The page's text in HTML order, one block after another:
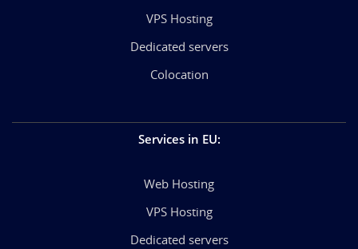
VPS Hosting
Dedicated servers
Colocation
Services in EU:
Web Hosting
VPS Hosting
Dedicated servers